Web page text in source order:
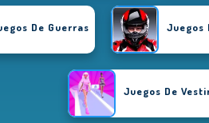
De Guerras Juegos
Juegos De